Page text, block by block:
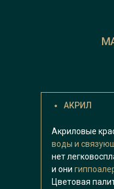
АКРИЛ
Акриловые
воды и
нет
и они
Цветовая